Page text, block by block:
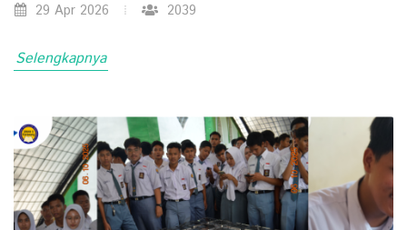
29 Apr 2026 2039
Selengkapnya